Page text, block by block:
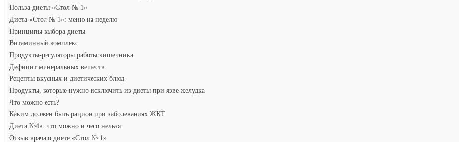
Польза диеты «Стол № 1»
Диета «Стол № 1»: меню на неделю
Принципы выбора диеты
Витаминный комплекс
Продукты-регуляторы работы кишечника
Дефицит минеральных веществ
Рецепты вкусных и диетических блюд
Продукты, которые нужно исключить из диеты при язве желудка
Что можно есть?
Каким должен быть рацион при заболеваниях ЖКТ
Диета №4в: что можно и чего нельзя
Отзыв врача о диете «Стол № 1»